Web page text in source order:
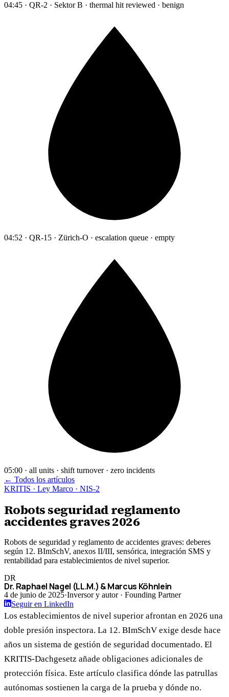
04:45 · QR-2 · Sektor B · thermal hit reviewed · benign
04:52 · QR-15 · Zürich-O · escalation queue · empty
05:00 · all units · shift turnover · zero incidents
← Todos los artículos
KRITIS · Ley Marco · NIS-2
Robots seguridad reglamento
accidentes graves 2026
Robots de seguridad y reglamento de accidentes graves: deberes
según 12. BImSchV, anexos II/III, sensórica, integración SMS y
rentabilidad para establecimientos de nivel superior.
DR
Dr. Raphael Nagel (LL.M.) & Marcus Köhnlein
4 de junio de 2025·Inversor y autor · Founding Partner
Seguir en LinkedIn
Los establecimientos de nivel superior afrontan en 2026 una
doble presión inspectora. La 12. BImSchV exige desde hace
años un sistema de gestión de seguridad documentado. El
KRITIS-Dachgesetz añade obligaciones adicionales de
protección física. Este artículo clasifica dónde las patrullas
autónomas sostienen la carga de la prueba y dónde no.